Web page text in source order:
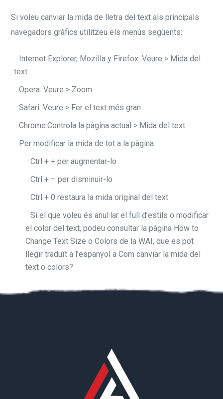
Si voleu canviar la mida de lletra del text als principals
navegadors gràfics utilitzeu els menús següents:
Internet Explorer, Mozilla y Firefox: Veure > Mida del
text
Opera: Veure > Zoom
Safari: Veure > Fer el text més gran
Chrome:Controla la pàgina actual > Mida del text
Per modificar la mida de tot a la pàgina:
Ctrl + + per augmentar-lo
Ctrl + – per disminuir-lo
Ctrl + 0 restaura la mida original del text
Si el que voleu és anul·lar el full d’estils o modificar
el color del text, podeu consultar la pàgina How to
Change Text Size o Colors de la WAI, que es pot
llegir traduït a l’espanyol a Com canviar la mida del
text o colors?